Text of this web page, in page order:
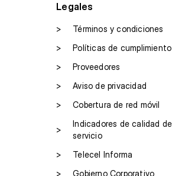
Legales
>
Términos y condiciones
>
Políticas de cumplimiento
>
Proveedores
>
Aviso de privacidad
>
Cobertura de red móvil
>
Indicadores de calidad de
servicio
>
Telecel Informa
>
Gobierno Corporativo